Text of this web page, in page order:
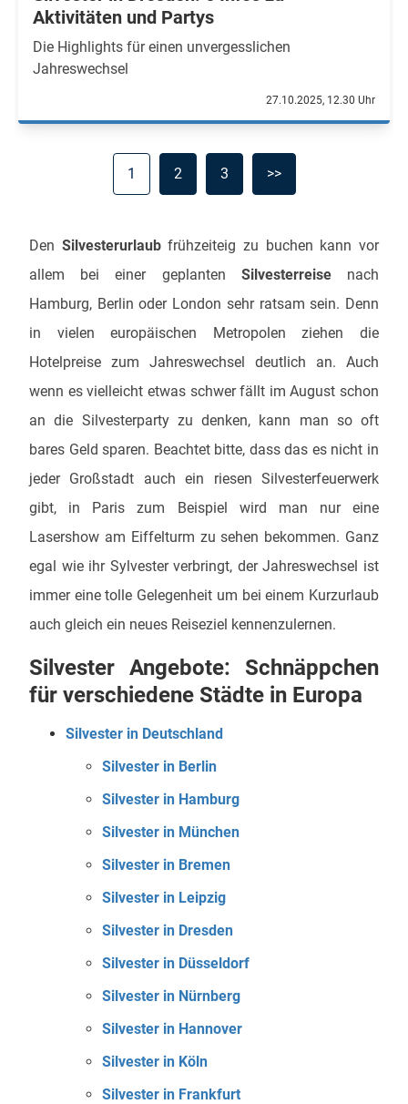
Aktivitäten und Partys
Die Highlights für einen unvergesslichen
Jahreswechsel
27.10.2025, 12.30 Uhr
1 2 3 >>
Den Silvesterurlaubfrühzeiteig zu buchen kann vor
allem bei einer geplanten Silvesterreisenach
Hamburg, Berlin oder London sehr ratsam sein. Denn
in vielen europäischen Metropolen ziehen die
Hotelpreise zum Jahreswechsel deutlich an. Auch
wenn es vielleicht etwas schwer fällt im August schon
an die Silvesterparty zu denken, kann man so oft
bares Geld sparen. Beachtet bitte, dass das es nicht in
jeder Großstadt auch ein riesen Silvesterfeuerwerk
gibt, in Paris zum Beispiel wird man nur eine
Lasershow am Eiffelturm zu sehen bekommen. Ganz
egal wie ihr Sylvester verbringt, der Jahreswechsel ist
immer eine tolle Gelegenheit um bei einem Kurzurlaub
auch gleich ein neues Reiseziel kennenzulernen.
Silvester Angebote: Schnäppchen
für verschiedene Städte in Europa
Silvester in Deutschland
Silvester in Berlin
Silvester in Hamburg
Silvester in München
Silvester in Bremen
Silvester in Leipzig
Silvester in Dresden
Silvester in Düsseldorf
Silvester in Nürnberg
Silvester in Hannover
Silvester in Köln
Silvester in Frankfurt